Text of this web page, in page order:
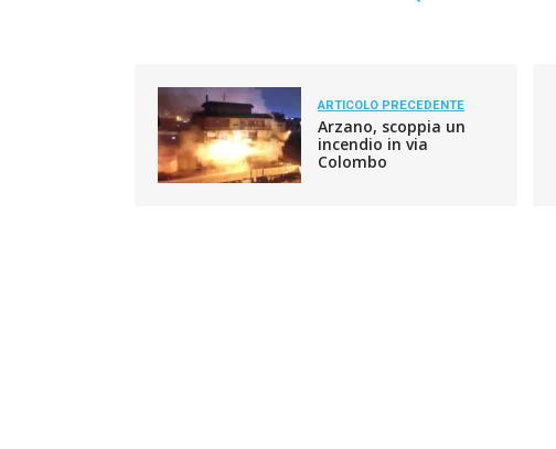
ARTICOLO PRECEDENTE
Arzano, scoppia un
incendio in via
Colombo